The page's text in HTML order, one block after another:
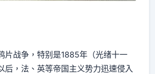
片战争，特别是1885年（光绪十一
后，法、英等帝国主义势力迅速侵入